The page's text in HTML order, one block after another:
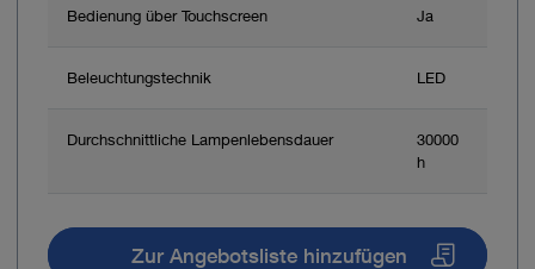
Bedienung über Touchscreen Ja
Beleuchtungstechnik LED
Durchschnittliche Lampenlebensdauer
30000
h
Zur Angebotsliste hinzufügen